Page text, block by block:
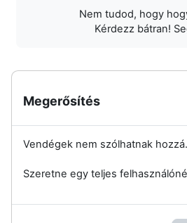
Nem tudod, hogy
Kérdezz bátran!
Megerősítés
Vendégek nem szólhatnak hozzá.
Szeretne egy teljes